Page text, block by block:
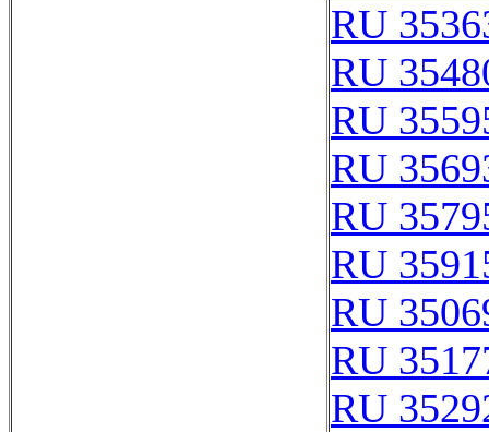
RU
RU
RU
RU
RU
RU
RU
RU
RU